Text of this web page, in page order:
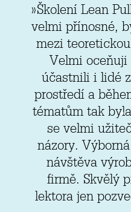
»Školení Lean
velmi přínosné,
mezi
Velmi oceňuji
účastnili i lidé
prostředí a
tématům tak
se velmi
názory.
návštěva
firmě. Skvělý
lektora jen